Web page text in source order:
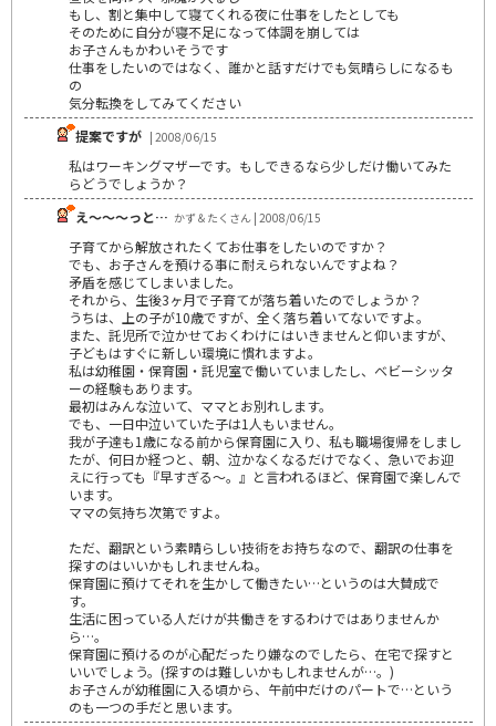
もし、割と集中して寝てくれる夜に仕事をしたとしても
そのために自分が寝不足になって体調を崩しては
お子さんもかわいそうです
仕事をしたいのではなく、誰かと話すだけでも気晴らしになるも
の
気分転換をしてみてください
提案ですが | 2008/06/15
私はワーキングマザーです。もしできるなら少しだけ働いてみた
らどうでしょうか？
え～～～っと… かず＆たくさん | 2008/06/15
子育てから解放されたくてお仕事をしたいのですか？
でも、お子さんを預ける事に耐えられないんですよね？
矛盾を感じてしまいました。
それから、生後3ヶ月で子育てが落ち着いたのでしょうか？
うちは、上の子が10歳ですが、全く落ち着いてないですよ。
また、託児所で泣かせておくわけにはいきませんと仰いますが、
子どもはすぐに新しい環境に慣れますよ。
私は幼稚園・保育園・託児室で働いていましたし、ベビーシッタ
ーの経験もあります。
最初はみんな泣いて、ママとお別れします。
でも、一日中泣いていた子は1人もいません。
我が子達も1歳になる前から保育園に入り、私も職場復帰をしまし
たが、何日か経つと、朝、泣かなくなるだけでなく、急いでお迎
えに行っても『早すぎる～。』と言われるほど、保育園で楽しんで
います。
ママの気持ち次第ですよ。
ただ、翻訳という素晴らしい技術をお持ちなので、翻訳の仕事を
探すのはいいかもしれませんね。
保育園に預けてそれを生かして働きたい…というのは大賛成で
す。
生活に困っている人だけが共働きをするわけではありませんか
ら…。
保育園に預けるのが心配だったり嫌なのでしたら、在宅で探すと
いいでしょう。(探すのは難しいかもしれませんが…。)
お子さんが幼稚園に入る頃から、午前中だけのパートで…という
のも一つの手だと思います。